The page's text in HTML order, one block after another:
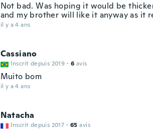
Not bad. Was hoping it would be
and my brother will like it anyway as it
il y a 4 ans
Cassiano
Inscrit depuis 2019 · 6 avis
Muito bom
il y a 4 ans
Natacha
Inscrit depuis 2017 · 65 avis